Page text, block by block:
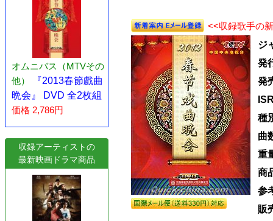
オムニバス（MTVその
他）
『2013春節戲曲
晩会』 DVD 全2枚組
価格 2,786円
収録アーティストの
最新映画ドラマ商品
<<収録歌手の
ジ
発
発
種
曲
重
商
参
販